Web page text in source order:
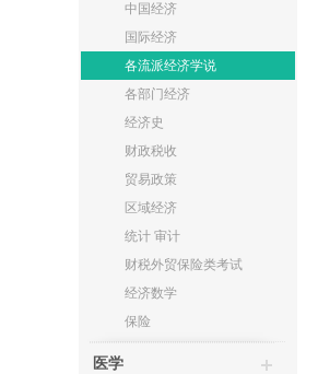
中国经济
国际经济
各流派经济学说
各部门经济
经济史
财政税收
贸易政策
区域经济
统计 审计
财税外贸保险类考试
经济数学
保险
医学